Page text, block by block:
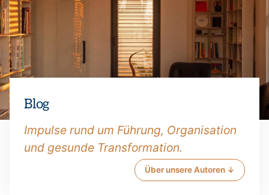
Produkte
Wissen
Über uns
Blog
Impulse rund um Führung, Organisation
und gesunde Transformation.
Über unsere Autoren ↓